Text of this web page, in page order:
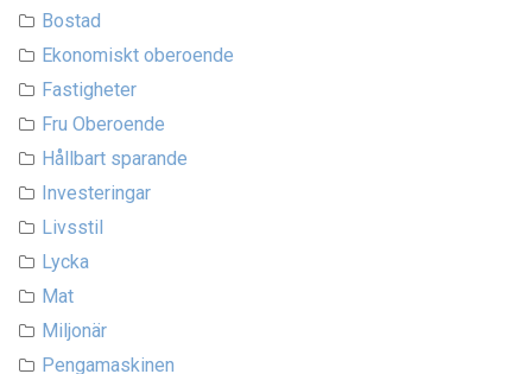
Bostad
Ekonomiskt oberoende
Fastigheter
Fru Oberoende
Hållbart sparande
Investeringar
Livsstil
Lycka
Mat
Miljonär
Pengamaskinen